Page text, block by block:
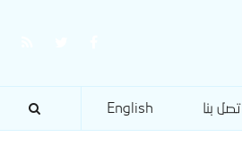
اتصل بنا English